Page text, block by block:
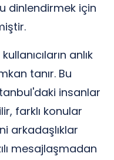
dinlendirmek için
anlık
tanır. Bu
insanlar
farklı konular
arkadaşlıklar
mesajlaşmadan